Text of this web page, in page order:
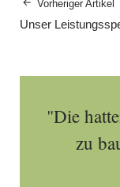
Vorheriger Artikel
Unser
"Die
zu